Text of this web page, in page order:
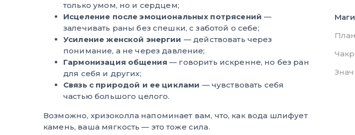
только умом, но и сердцем;
Исцеление после эмоциональных потрясений —
залечивать раны без спешки, с заботой о себе;
Усиление женской энергии — действовать через
понимание, а не через давление;
Гармонизация общения — говорить искренне, но без ран
для себя и других;
Связь с природой и ее циклами — чувствовать себя
частью большого целого.
Возможно, хризоколла напоминает вам, что, как вода шлифует
камень, ваша мягкость — это тоже сила.